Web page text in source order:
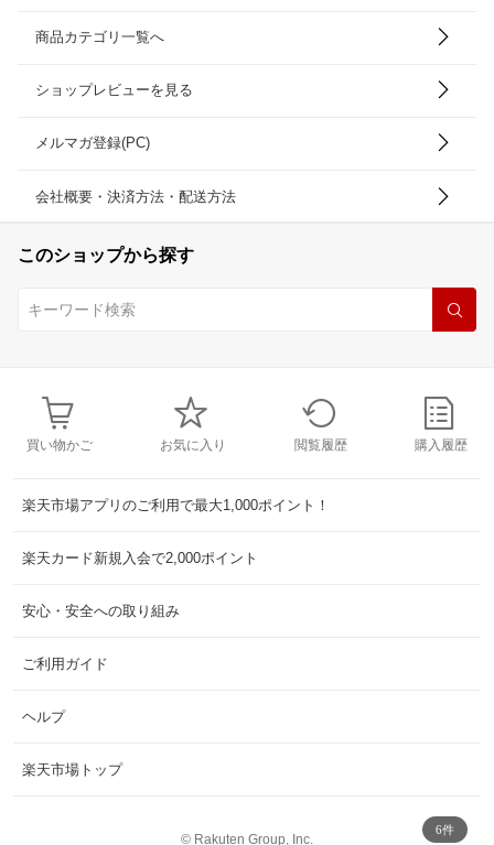
6件
商品カテゴリ一覧へ
ショップレビューを見る
メルマガ登録(PC)
会社概要・決済方法・配送方法
このショップから探す
買い物かご お気に入り 閲覧履歴 購入履歴
楽天市場アプリのご利用で最大1,000ポイント！
楽天カード新規入会で2,000ポイント
安心・安全への取り組み
ご利用ガイド
ヘルプ
楽天市場トップ
© Rakuten Group, Inc.